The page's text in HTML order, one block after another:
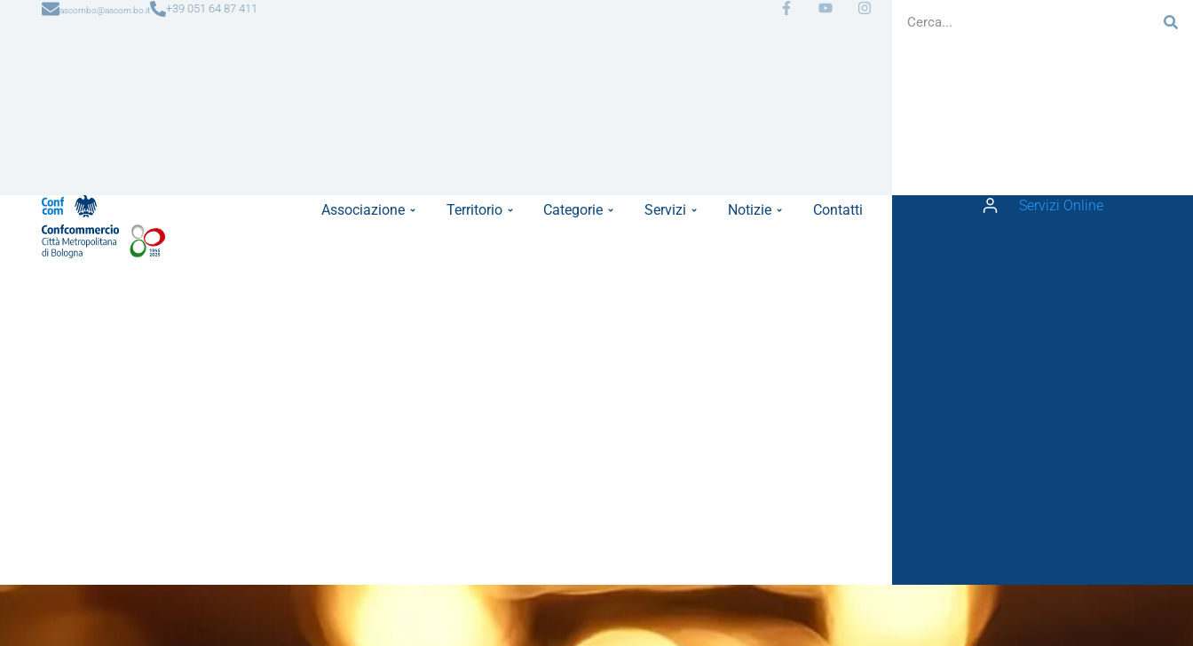
ascombo@ascom.bo.it +39 051 64 87 411
Associazione Territorio Categorie Servizi Notizie Contatti Servizi Online